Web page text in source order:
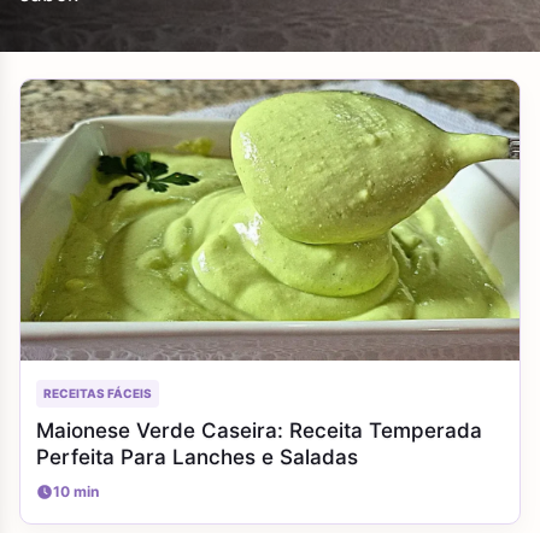
RECEITAS FÁCEIS
Maionese Verde Caseira: Receita Temperada
Perfeita Para Lanches e Saladas
10 min